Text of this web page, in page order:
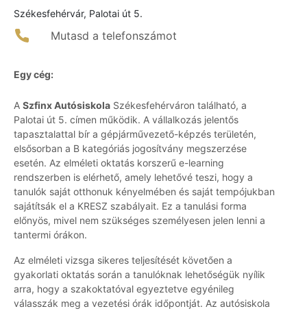
Székesfehérvár, Palotai út 5.
Mutasd a telefonszámot
Egy cég:
A Szfinx Autósiskola Székesfehérváron található, a
Palotai út 5. címen működik. A vállalkozás jelentős
tapasztalattal bír a gépjárművezető-képzés területén,
elsősorban a B kategóriás jogosítvány megszerzése
esetén. Az elméleti oktatás korszerű e-learning
rendszerben is elérhető, amely lehetővé teszi, hogy a
tanulók saját otthonuk kényelmében és saját tempójukban
sajátítsák el a KRESZ szabályait. Ez a tanulási forma
előnyös, mivel nem szükséges személyesen jelen lenni a
tantermi órákon.
Az elméleti vizsga sikeres teljesítését követően a
gyakorlati oktatás során a tanulóknak lehetőségük nyílik
arra, hogy a szakoktatóval egyeztetve egyénileg
válasszák meg a vezetési órák időpontját. Az autósiskola